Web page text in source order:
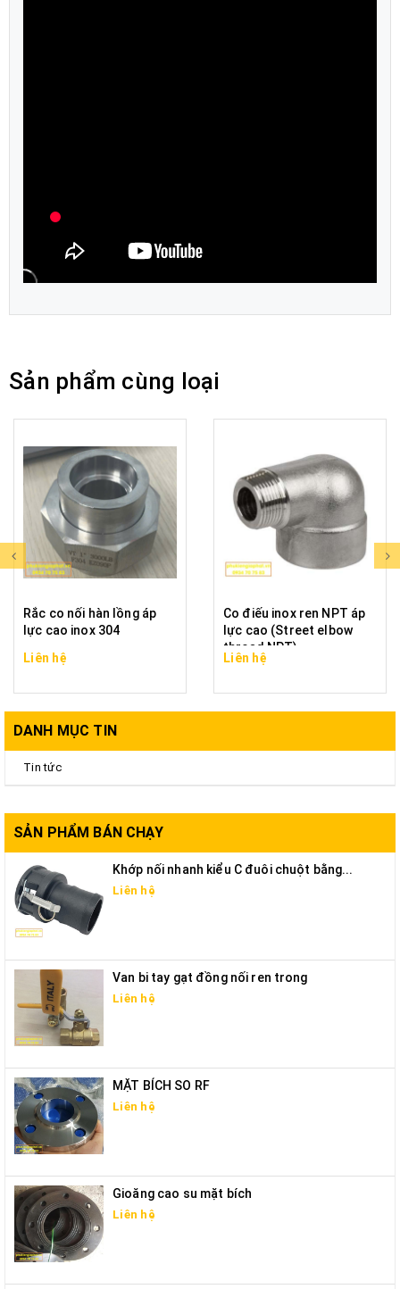
Sản phẩm cùng loại
Rắc co nối hàn lồng áp
lực cao inox 304
Liên hệ
Co điếu inox ren NPT áp
lực cao (Street elbow
thread NPT)
Liên hệ
DANH MỤC TIN
Tin tức
SẢN PHẨM BÁN CHẠY
Khớp nối nhanh kiểu C đuôi chuột bằng...
Liên hệ
Van bi tay gạt đồng nối ren trong
Liên hệ
MẶT BÍCH SO RF
Liên hệ
Gioăng cao su mặt bích
Liên hệ